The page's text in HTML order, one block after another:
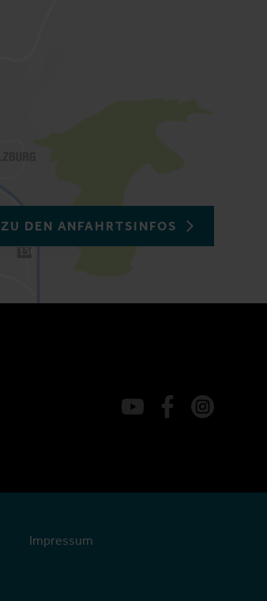
ZU DEN ANFAHRTSINFOS
Impressum